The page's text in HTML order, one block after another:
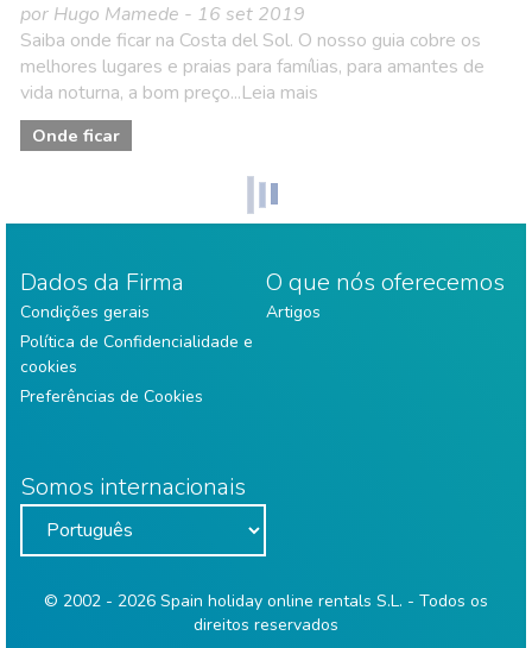
por Hugo Mamede - 16 set 2019
Saiba onde ficar na Costa del Sol. O nosso guia cobre os
melhores lugares e praias para famílias, para amantes de
vida noturna, a bom preço...Leia mais
Onde ficar
Dados da Firma
Condições gerais
Política de Confidencialidade e
cookies
Preferências de Cookies
O que nós oferecemos
Artigos
Somos internacionais
© 2002 - 2026 Spain holiday online rentals S.L. - Todos os
direitos reservados